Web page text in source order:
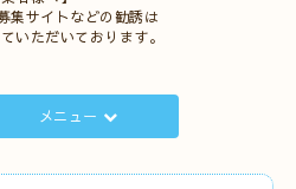
集サイトなどの勧誘は
いただいております。
メニュー